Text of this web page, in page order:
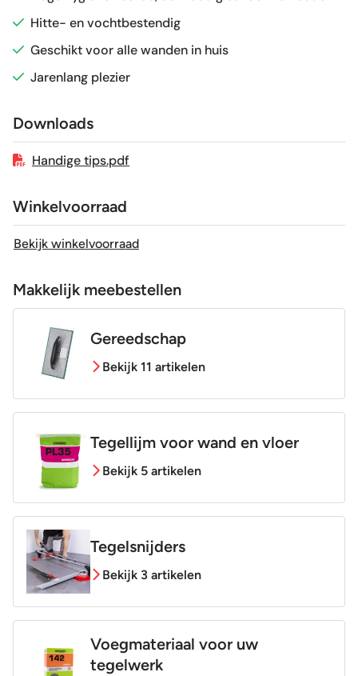
Vorstbestendig
Hitte- en vochtbestendig
Geschikt voor alle wanden in huis
Jarenlang plezier
Downloads
Handige tips.pdf
Winkelvoorraad
Bekijk winkelvoorraad
Makkelijk meebestellen
Gereedschap
Bekijk 11 artikelen
Tegellijm voor wand en vloer
Bekijk 5 artikelen
Tegelsnijders
Bekijk 3 artikelen
Voegmateriaal voor uw
tegelwerk